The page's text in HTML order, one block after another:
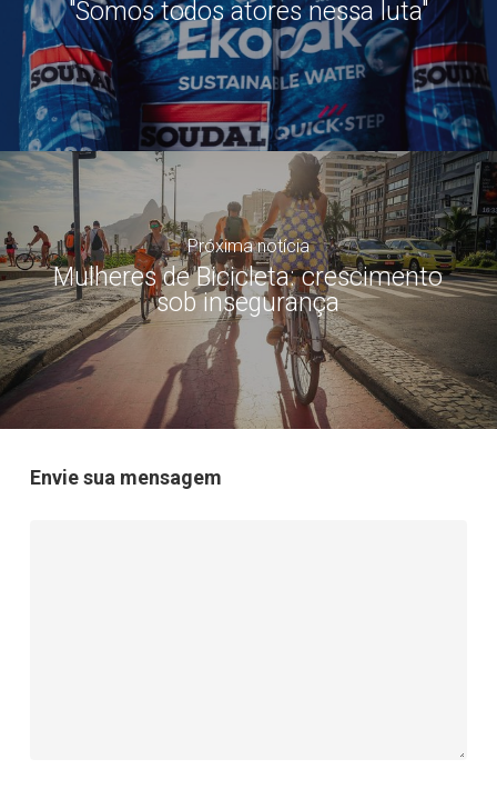
"Somos todos atores nessa luta"
Próxima notícia
Mulheres de Bicicleta: crescimento
sob insegurança
Envie sua mensagem